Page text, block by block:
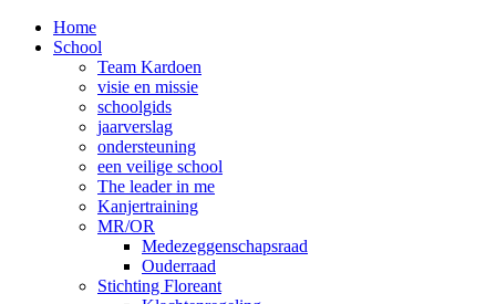
Home
School
Team Kardoen
visie en missie
schoolgids
jaarverslag
ondersteuning
een veilige school
The leader in me
Kanjertraining
MR/OR
Medezeggenschapsraad
Ouderraad
Stichting Floreant